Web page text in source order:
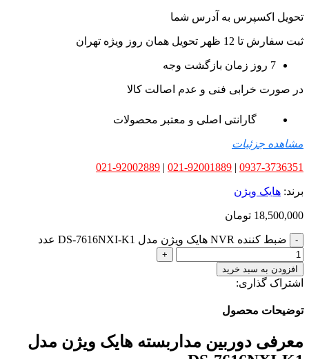
تحویل اکسپرس به آدرس شما
ثبت سفارش تا 12 ظهر تحویل همان روز ویژه تهران
7 روز زمان بازگشت وجه
در صورت خرابی فنی و عدم اصالت کالا
گارانتی اصلی و معتبر محصولات
مشاهده جزئیات
0937-3736351
|
021-92001889
|
021-92002889
برند: هایک ویژن
18,500,000 تومان
ضبط کننده NVR هایک ویژن مدل DS-7616NXI-K1 عدد
افزودن به سبد خرید
اشتراک گذاری:
توضیحات محصول
معرفی دوربین مداربسته هایک ویژن مدل